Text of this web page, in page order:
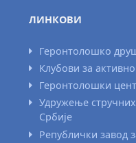
ЛИНКОВИ
Геронтолошко
Клубови за
Геронтолошки
Удружење
Србије
Републички завод